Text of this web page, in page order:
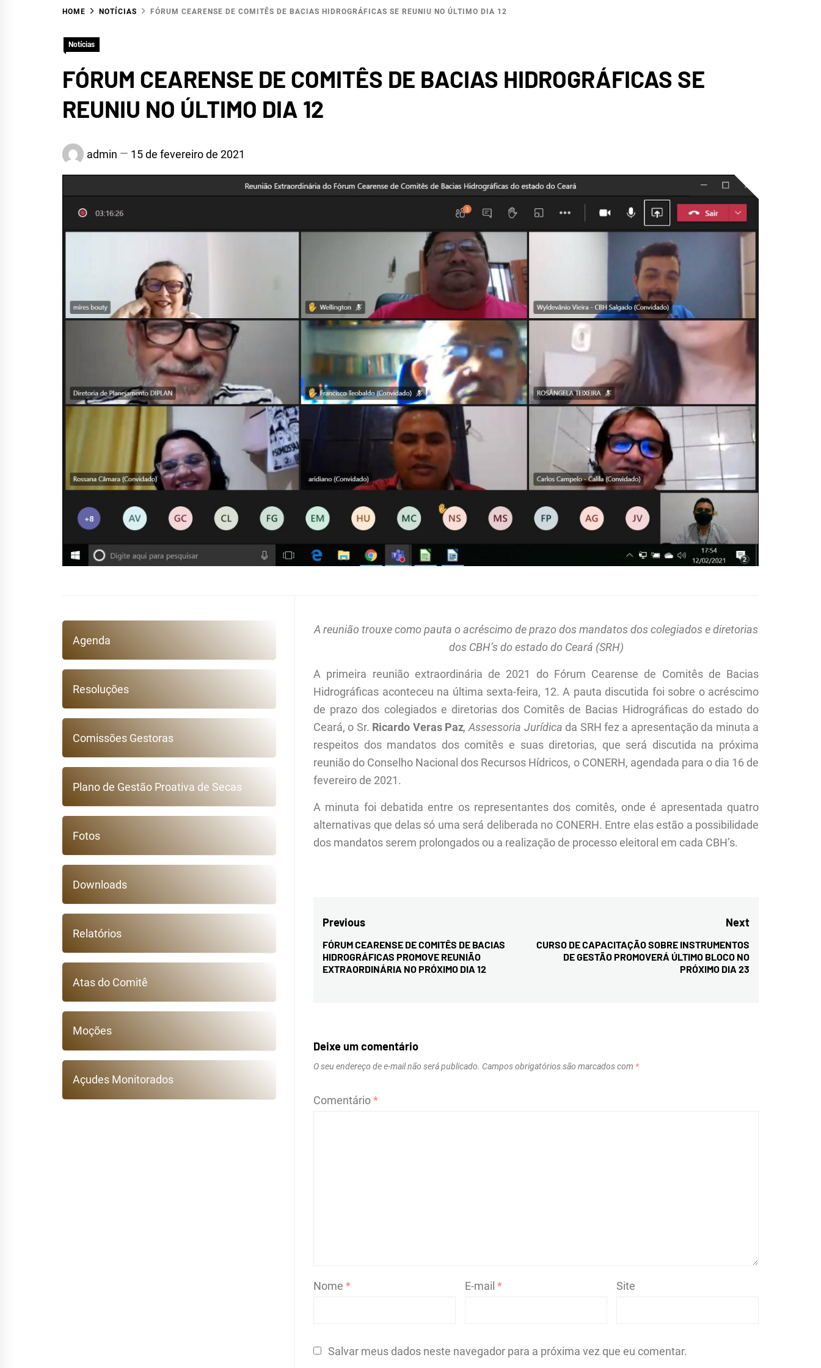
BACIA
HIDROGRÁFICA DO
RIO SALGADO
HOME NOTÍCIAS FÓRUM CEARENSE DE COMITÊS DE BACIAS HIDROGRÁFICAS SE REUNIU NO ÚLTIMO DIA 12
Notícias
FÓRUM CEARENSE DE COMITÊS DE BACIAS HIDROGRÁFICAS SE
REUNIU NO ÚLTIMO DIA 12
admin 15 de fevereiro de 2021
A reunião trouxe como pauta o acréscimo de prazo dos mandatos dos colegiados e diretorias
dos CBH’s do estado do Ceará (SRH)
A primeira reunião extraordinária de 2021 do Fórum Cearense de Comitês de Bacias
Hidrográficas aconteceu na última sexta-feira, 12. A pauta discutida foi sobre o acréscimo
de prazo dos colegiados e diretorias dos Comitês de Bacias Hidrográficas do estado do
Ceará, o Sr. Ricardo Veras Paz, Assessoria Jurídica da SRH fez a apresentação da minuta a
respeitos dos mandatos dos comitês e suas diretorias, que será discutida na próxima
reunião do Conselho Nacional dos Recursos Hídricos, o CONERH, agendada para o dia 16 de
fevereiro de 2021.
A minuta foi debatida entre os representantes dos comitês, onde é apresentada quatro
alternativas que delas só uma será deliberada no CONERH. Entre elas estão a possibilidade
dos mandatos serem prolongados ou a realização de processo eleitoral em cada CBH’s.
Navegação
de
Post
Previous
Previous
post:
FÓRUM CEARENSE DE COMITÊS DE BACIAS
HIDROGRÁFICAS PROMOVE REUNIÃO
EXTRAORDINÁRIA NO PRÓXIMO DIA 12
Next
CURSO DE CAPACITAÇÃO SOBRE INSTRUMENTOS
DE GESTÃO PROMOVERÁ ÚLTIMO BLOCO NO
PRÓXIMO DIA 23
Deixe um comentário
O seu endereço de e-mail não será publicado. Campos obrigatórios são marcados com *
Comentário*
Nome* E-mail * Site
Salvar meus dados neste navegador para a próxima vez que eu comentar.
Agenda
Resoluções
Comissões Gestoras
Plano de Gestão Proativa de Secas
Fotos
Downloads
Relatórios
Atas do Comitê
Moções
Açudes Monitorados